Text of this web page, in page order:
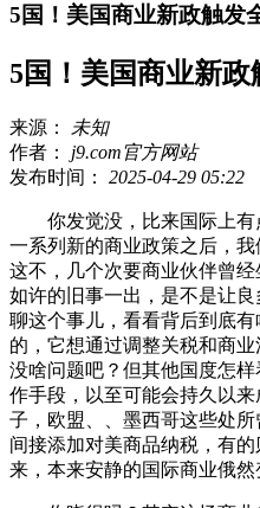
5国！美国商业新政触发
5国！美国商业新
来源：
未知
作者： j9.com官方网站
发布时间： 2025-04-29 05:22
你发觉没，比来国际上有
一系列新的商业政策之后，我
这不，几个次要商业伙伴曾经
如许的旧事一出，是不是让
聊这个事儿，看看背后到底
的，它想通过调整关税和商
没啥问题吧？但其他国度怎
作手段，以至可能会持久以
子，欧盟、、墨西哥这些处
间接添加对美商品纳税，有
来，本来安静的国际商业俄然